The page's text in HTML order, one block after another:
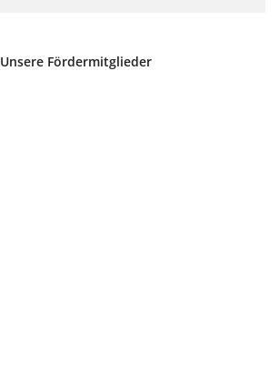
Unsere Fördermitglieder